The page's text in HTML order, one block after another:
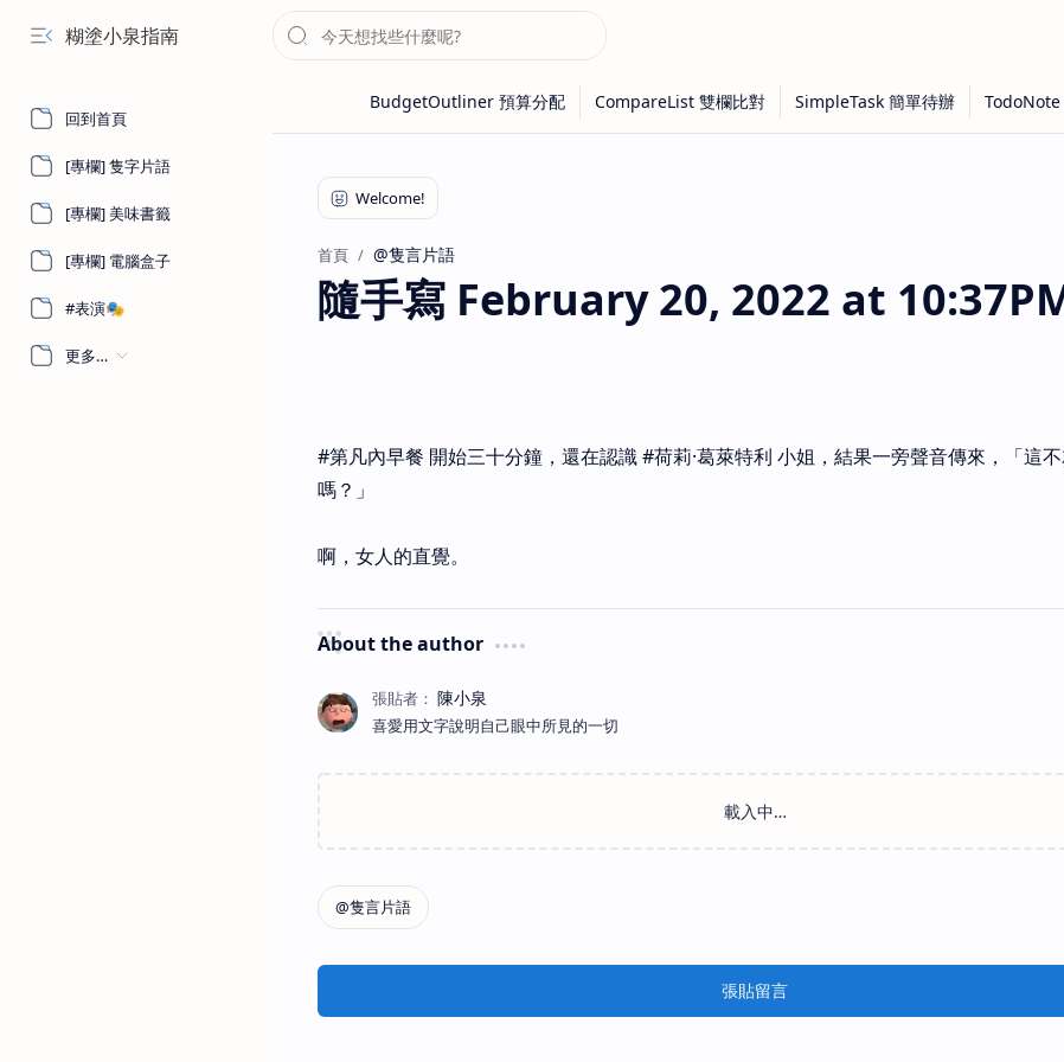
糊塗小泉指南
回到首頁
[專欄] 隻字片語
[專欄] 美味書籤
[專欄] 電腦盒子
#表演🎭
更多…
首頁 @隻言片語
隨手寫 February 20, 2022 at
#第凡內早餐 開始三十分鐘，還在認識 #荷莉·葛萊特利 小姐，結果一旁聲音傳來，「這
嗎？」
啊，女人的直覺。
About the author
喜愛用文字說明自己眼中所見的一切
張貼留言